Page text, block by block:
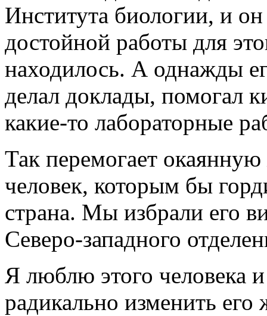
Института биологии, и
достойной работы для
находилось. А однажды
делал доклады, помогал
какие-то лабораторные
Так перемогает
человек, которым бы
страна. Мы избрали его
Северо-западного
Я люблю этого человека
радикально изменить